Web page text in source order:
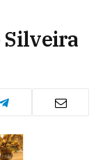
Silveira